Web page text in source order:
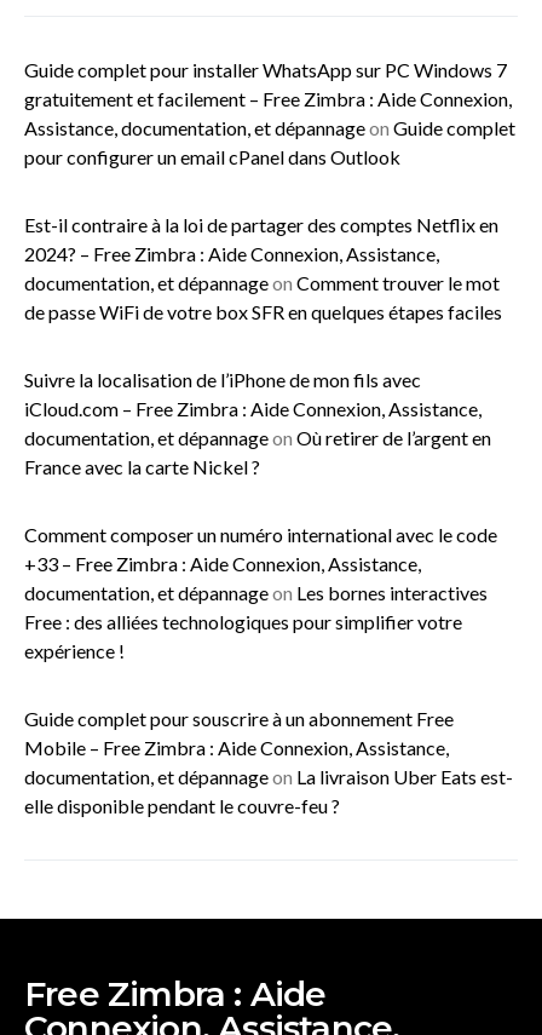
Guide complet pour installer WhatsApp sur PC Windows 7
gratuitement et facilement – Free Zimbra : Aide Connexion,
Assistance, documentation, et dépannageon Guide complet
pour configurer un email cPanel dans Outlook
Est-il contraire à la loi de partager des comptes Netflix en
2024? – Free Zimbra : Aide Connexion, Assistance,
documentation, et dépannageon Comment trouver le mot
de passe WiFi de votre box SFR en quelques étapes faciles
Suivre la localisation de l’iPhone de mon fils avec
iCloud.com – Free Zimbra : Aide Connexion, Assistance,
documentation, et dépannageon Où retirer de l’argent en
France avec la carte Nickel ?
Comment composer un numéro international avec le code
+33 – Free Zimbra : Aide Connexion, Assistance,
documentation, et dépannageon Les bornes interactives
Free : des alliées technologiques pour simplifier votre
expérience !
Guide complet pour souscrire à un abonnement Free
Mobile – Free Zimbra : Aide Connexion, Assistance,
documentation, et dépannageon La livraison Uber Eats est-
elle disponible pendant le couvre-feu ?
Free Zimbra : Aide